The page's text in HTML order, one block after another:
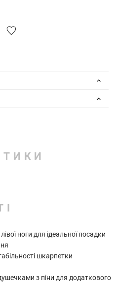
ноги для ідеальної посадки
шкарпетки
з піни для додаткового